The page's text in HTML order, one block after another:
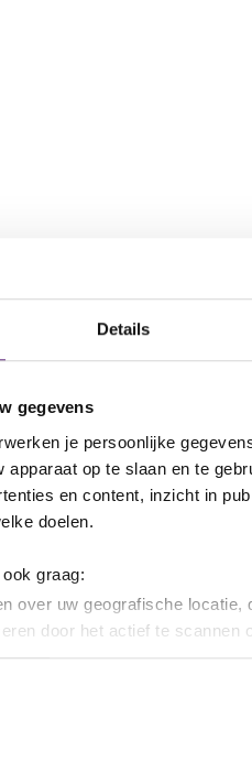
Details
gegevens
je persoonlijke
op te slaan en te
en content, inzicht in
doelen.
graag:
over uw geografische
door het actief te scannen
gegevens worden